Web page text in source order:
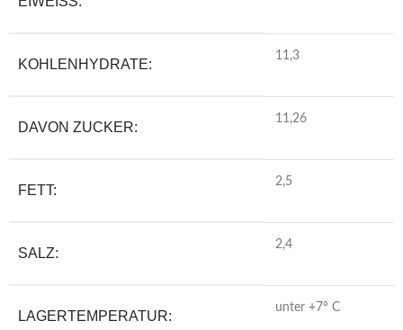
KOHLENHYDRATE:
11,3
DAVON ZUCKER:
11,26
FETT:
2,5
SALZ:
2,4
LAGERTEMPERATUR:
unter +7° C